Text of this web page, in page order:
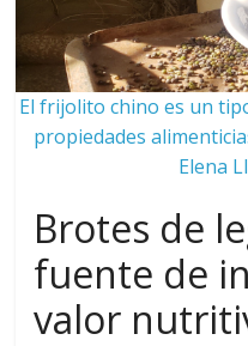
El frijolito chino es un
propiedades
Elena
Brotes de
fuente de
valor